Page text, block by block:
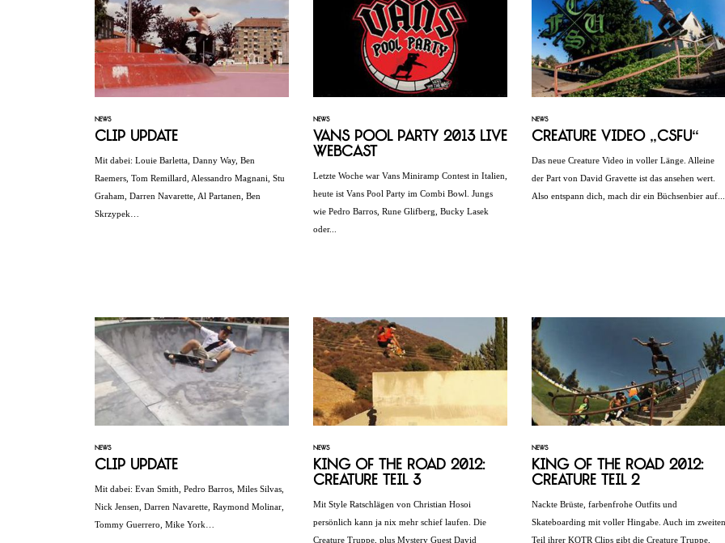
NEWS
Clip Update
Mit dabei: Louie Barletta, Danny Way, Ben
Raemers, Tom Remillard, Alessandro Magnani, Stu
Graham, Darren Navarette, Al Partanen, Ben
Skrzypek…
NEWS
Vans Pool Party 2013 Live
Webcast
Letzte Woche war Vans Miniramp Contest in Italien,
heute ist Vans Pool Party im Combi Bowl. Jungs
wie Pedro Barros, Rune Glifberg, Bucky Lasek
oder...
NEWS
Creature Video „CSFU“
Das neue Creature Video in voller Länge. Alleine
der Part von David Gravette ist das ansehen wert.
Also entspann dich, mach dir ein Büchsenbier auf...
NEWS
Clip Update
Mit dabei: Evan Smith, Pedro Barros, Miles Silvas,
Nick Jensen, Darren Navarette, Raymond Molinar,
Tommy Guerrero, Mike York…
NEWS
King of the Road 2012:
Creature Teil 3
Mit Style Ratschlägen von Christian Hosoi
persönlich kann ja nix mehr schief laufen. Die
Creature Truppe, plus Mystery Guest David
NEWS
King of the Road 2012:
Creature Teil 2
Nackte Brüste, farbenfrohe Outfits und
Skateboarding mit voller Hingabe. Auch im zweiten
Teil ihrer KOTR Clips gibt die Creature Truppe,